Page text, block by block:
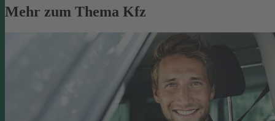
Mehr zum Thema Kfz